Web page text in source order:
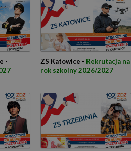
-
ZS Katowice - Rekrutacja na
rok szkolny 2026/2027